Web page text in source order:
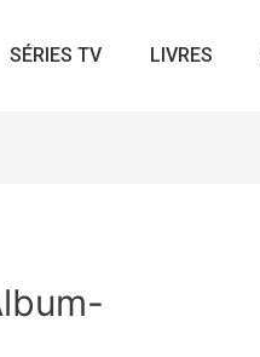
SÉRIES TV LIVRES